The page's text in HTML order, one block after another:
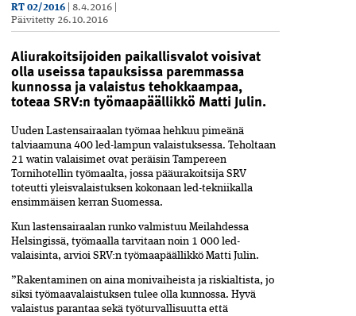
RT 02/2016
8.4.2016
Päivitetty 26.10.2016
Aliurakoitsijoiden paikallisvalot voisivat
olla useissa tapauksissa paremmassa
kunnossa ja valaistus tehokkaampaa,
toteaa SRV:n työmaapäällikkö Matti Julin.
Uuden Lastensairaalan työmaa hehkuu pimeänä
talviaamuna 400 led-lampun valaistuksessa. Teholtaan
21 watin valaisimet ovat peräisin Tampereen
Tornihotellin työmaalta, jossa pääurakoitsija SRV
toteutti yleisvalaistuksen kokonaan led-tekniikalla
ensimmäisen kerran Suomessa.
Kun lastensairaalan runko valmistuu Meilahdessa
Helsingissä, työmaalla tarvitaan noin 1 000 led-
valaisinta, arvioi SRV:n työmaapäällikkö Matti Julin.
”Rakentaminen on aina monivaiheista ja riskialtista, jo
siksi työmaavalaistuksen tulee olla kunnossa. Hyvä
valaistus parantaa sekä työturvallisuutta että